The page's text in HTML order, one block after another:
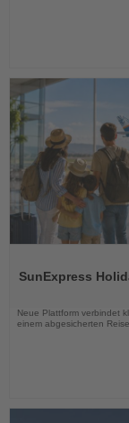
die
SunExpress
Neue Plattform verbindet
einem abgesicherten